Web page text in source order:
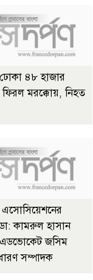
৪৮ হাজার
ফিরল মরক্কোয়, নিহত
এসোসিয়েশনের
ডা: কামরুল হাসান
জসিম
সম্পাদক